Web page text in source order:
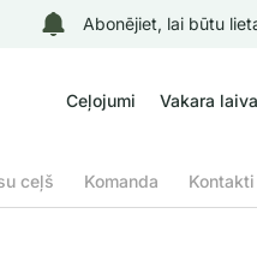
Abonējiet, lai būtu
Ceļojumi Vakara
ceļš Komanda Kontakti